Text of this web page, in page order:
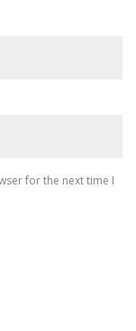
for the next time I